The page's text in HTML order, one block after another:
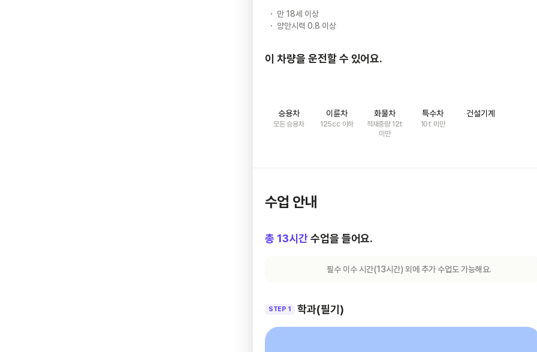
만 18세 이상
양안시력 0.8 이상
이 차량을 운전할 수 있어요.
승용차
모든 승용차
이륜차
125cc 이하
화물차
적재중량 12t
미만
특수차
10t 미만
건설기계
수업 안내
총 13시간 수업을 들어요.
필수 이수 시간(13시간) 외에 추가 수업도 가능해요.
STEP 1 학과(필기)